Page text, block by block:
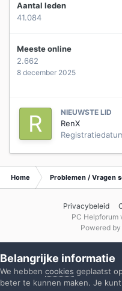
Aantal leden
41.084
Meeste online
2.662
8 december 2025
NIEUWSTE LID
RenX
Home Problemen / Vragen
Privacybeleid
PC Helpforum
Powered
Belangrijke informatie
We hebben cookies geplaatst
beter te kunnen maken. Je kunt